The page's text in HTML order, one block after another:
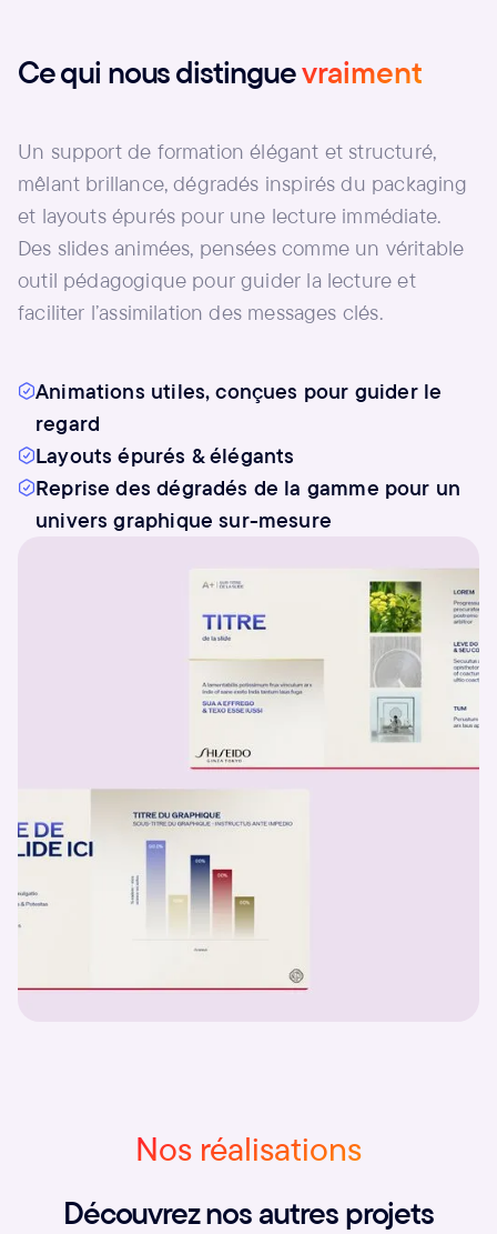
Ce qui nous distinguevraiment
Un support de formation élégant et structuré,
mêlant brillance, dégradés inspirés du packaging
et layouts épurés pour une lecture immédiate.
Des slides animées, pensées comme un véritable
outil pédagogique pour guider la lecture et
faciliter l’assimilation des messages clés.
Animations utiles, conçues pour guider le
regard
Layouts épurés & élégants
Reprise des dégradés de la gamme pour un
univers graphique sur-mesure
Nos réalisations
Découvrez nos autres projets